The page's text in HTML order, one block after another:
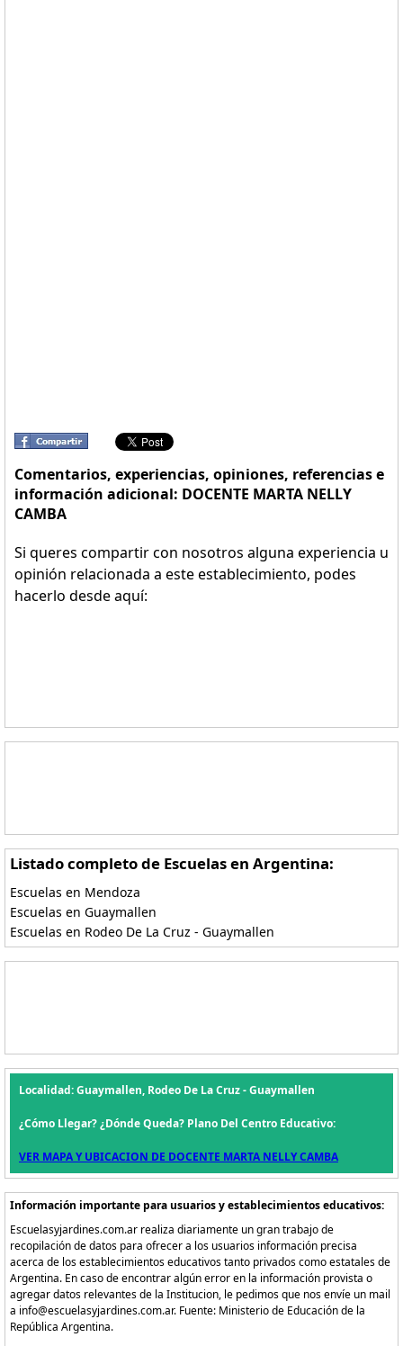
Comentarios, experiencias, opiniones, referencias e
información adicional: DOCENTE MARTA NELLY
CAMBA
Si queres compartir con nosotros alguna experiencia u
opinión relacionada a este establecimiento, podes
hacerlo desde aquí:
Listado completo de Escuelas en Argentina:
Escuelas en Mendoza
Escuelas en Guaymallen
Escuelas en Rodeo De La Cruz - Guaymallen
Localidad: Guaymallen, Rodeo De La Cruz - Guaymallen
¿Cómo Llegar? ¿Dónde Queda? Plano Del Centro Educativo:
VER MAPA Y UBICACION DE DOCENTE MARTA NELLY CAMBA
Información importante para usuarios y establecimientos educativos:
Escuelasyjardines.com.ar realiza diariamente un gran trabajo de
recopilación de datos para ofrecer a los usuarios información precisa
acerca de los establecimientos educativos tanto privados como estatales de
Argentina. En caso de encontrar algún error en la información provista o
agregar datos relevantes de la Institucion, le pedimos que nos envíe un mail
a info@escuelasyjardines.com.ar. Fuente: Ministerio de Educación de la
República Argentina.